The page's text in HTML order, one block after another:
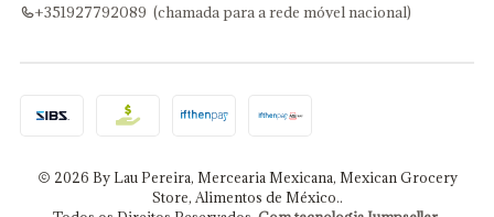
+351927792089 (chamada para a rede móvel nacional)
2026 By Lau Pereira, Mercearia Mexicana, Mexican Grocery
Store, Alimentos de México..